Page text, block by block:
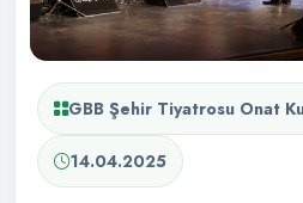
GBB Şehir Tiyatrosu Onat
14.04.2025